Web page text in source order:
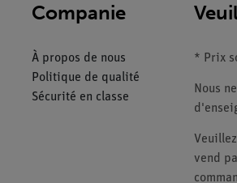
Companie
À propos de nous
Politique de qualité
Sécurité en classe
* Prix
Nous
vend